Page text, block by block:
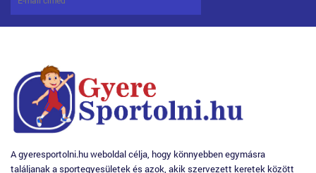
A gyeresportolni.hu weboldal célja, hogy könnyebben egymásra
találjanak a sportegyesületek és azok, akik szervezett keretek között